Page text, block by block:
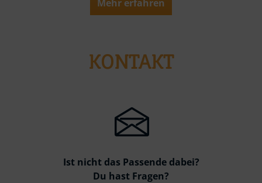
Mehr erfahren
KONTAKT
Ist nicht das Passende dabei?
Du hast Fragen?